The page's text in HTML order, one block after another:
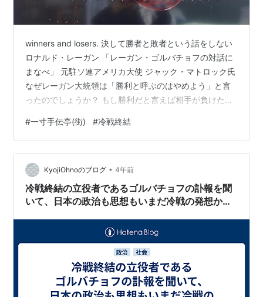
winners and losers. 決して勝者と敗者という話をしない
ロナルド・レーガン 「レーガン・ゴルバチョフの対話に
まなべ」 元駐ソ連アメリカ大使 ジャック・マトロック氏
なぜレーガン大統領は「勝利と呼ぶのはやめよう」と言
ったのでしょうか？ もし勝利だと言えば相手が負けたこ
たのは平等な結果でした 核兵器は全人類にとっての脅威
ですから相手より多くの核兵器を諦めるほうが多く製造
するよりも良いからです 安全な正しい方向へ向かうもの
で両国の利益になるものでした だから冷戦に勝ったとい
う考え方は間違っているのです 冷戦の終結は双方の利益
のた…
#一寸手伝亭(街) #冷戦終結
KyojiOhnoのブログ • 4年前
冷戦終結の立役者であるゴルバチョフの訃報を聞
いて、日本の政治も思想もいまだ冷戦の発想から